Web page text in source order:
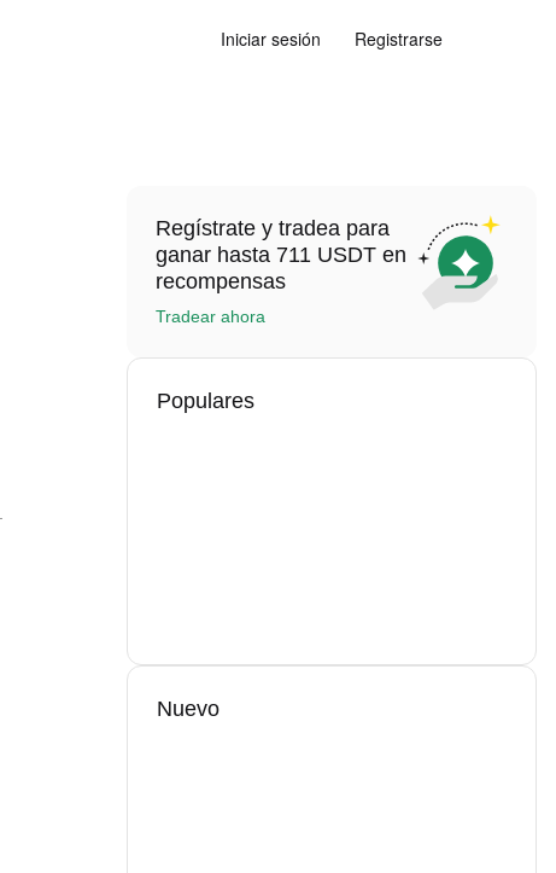
Iniciar sesión Registrarse
Regístrate y tradea para
ganar hasta 711 USDT en
recompensas
Tradear ahora
Populares
Nuevo